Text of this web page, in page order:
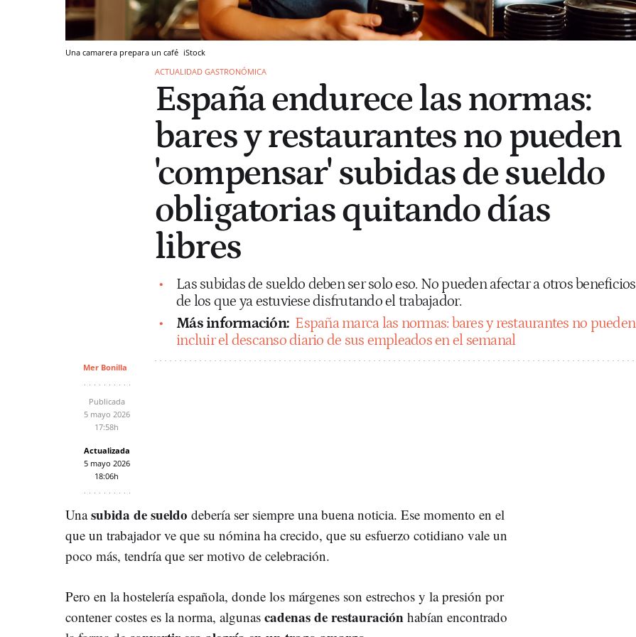
Una camarera prepara un café iStock
ACTUALIDAD GASTRONÓMICA
España endurece las normas:
bares y restaurantes no pueden
'compensar' subidas de sueldo
obligatorias quitando días
libres
Las subidas de sueldo deben ser solo eso. No pueden afectar a otros beneficios
de los que ya estuviese disfrutando el trabajador.
Más información: España marca las normas: bares y restaurantes no pueden
incluir el descanso diario de sus empleados en el semanal
Mer Bonilla
Publicada
5 mayo 2026
17:58h
Actualizada
5 mayo 2026
18:06h
Unasubida de sueldo debería ser siempre una buena noticia. Ese momento en el
que un trabajador ve que su nómina ha crecido, que su esfuerzo cotidiano vale un
poco más, tendría que ser motivo de celebración.
Pero en la hostelería española, donde los márgenes son estrechos y la presión por
contener costes es la norma, algunas cadenas de restauración habían encontrado